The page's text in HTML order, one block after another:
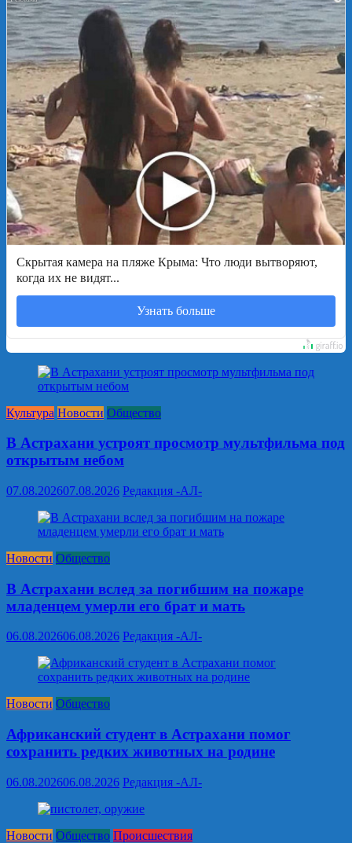
Скрытая камера на пляже Крыма: Что люди вытворяют,
когда их не видят...
Узнать больше
Культура Новости Общество
В Астрахани устроят просмотр мультфильма под
открытым небом
07.08.202607.08.2026 Редакция -АЛ-
Новости Общество
В Астрахани вслед за погибшим на пожаре
младенцем умерли его брат и мать
06.08.202606.08.2026 Редакция -АЛ-
Новости Общество
Африканский студент в Астрахани помог
сохранить редких животных на родине
06.08.202606.08.2026 Редакция -АЛ-
Новости Общество Происшествия